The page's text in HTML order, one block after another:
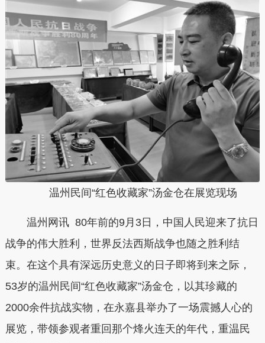
温州民间“红色收藏家”汤金仓在展览现场
温州网讯 80年前的9月3日，中国人民迎来了抗日
战争的伟大胜利，世界反法西斯战争也随之胜利结
束。在这个具有深远历史意义的日子即将到来之际，
53岁的温州民间“红色收藏家”汤金仓，以其珍藏的
2000余件抗战实物，在永嘉县举办了一场震撼人心的
展览，带领参观者重回那个烽火连天的年代，重温民